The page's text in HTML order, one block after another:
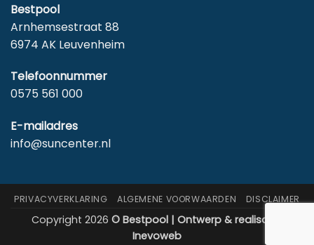
Bestpool
Arnhemsestraat 88
6974 AK Leuvenheim
Telefoonnummer
0575 561 000
E-mailadres
info@suncenter.nl
PRIVACYVERKLARING ALGEMENE VOORWAARDEN DISCLAIMER
Copyright 2026 © Bestpool | Ontwerp & realisatie:
Inevoweb